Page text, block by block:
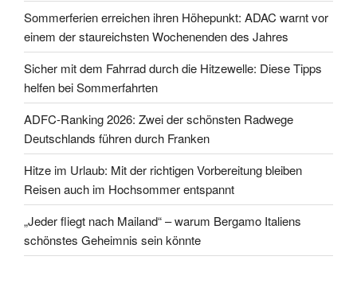
Sommerferien erreichen ihren Höhepunkt: ADAC warnt vor
einem der staureichsten Wochenenden des Jahres
Sicher mit dem Fahrrad durch die Hitzewelle: Diese Tipps
helfen bei Sommerfahrten
ADFC-Ranking 2026: Zwei der schönsten Radwege
Deutschlands führen durch Franken
Hitze im Urlaub: Mit der richtigen Vorbereitung bleiben
Reisen auch im Hochsommer entspannt
„Jeder fliegt nach Mailand“ – warum Bergamo Italiens
schönstes Geheimnis sein könnte